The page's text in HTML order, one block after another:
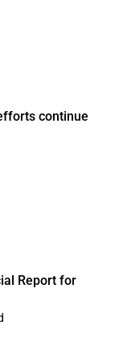
continue
Report for